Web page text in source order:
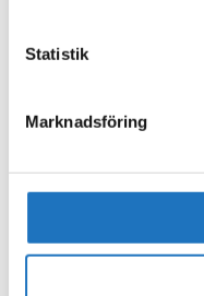
Statistik
Marknadsföring